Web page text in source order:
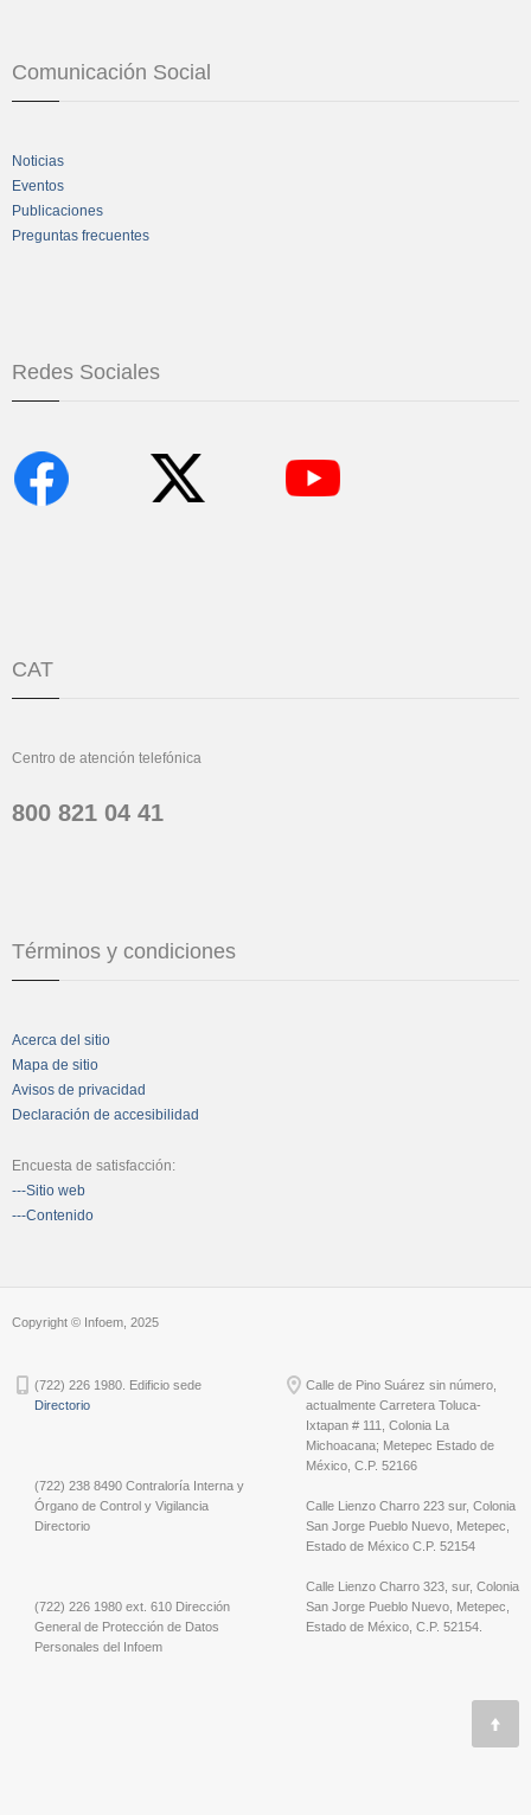
Comunicación Social
Noticias
Eventos
Publicaciones
Preguntas frecuentes
Redes Sociales
CAT
Centro de atención telefónica
800 821 04 41
Términos y condiciones
Acerca del sitio
Mapa de sitio
Avisos de privacidad
Declaración de accesibilidad
Encuesta de satisfacción:
---Sitio web
---Contenido
Copyright © Infoem, 2025
(722) 226 1980. Edificio sede
Directorio
(722) 238 8490 Contraloría Interna y
Órgano de Control y Vigilancia
Directorio
(722) 226 1980 ext. 610 Dirección
General de Protección de Datos
Personales del Infoem
Calle de Pino Suárez sin número,
actualmente Carretera Toluca-
Ixtapan # 111, Colonia La
Michoacana; Metepec Estado de
México, C.P. 52166
Calle Lienzo Charro 223 sur, Colonia
San Jorge Pueblo Nuevo, Metepec,
Estado de México C.P. 52154
Calle Lienzo Charro 323, sur, Colonia
San Jorge Pueblo Nuevo, Metepec,
Estado de México, C.P. 52154.